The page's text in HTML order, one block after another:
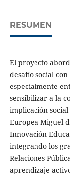
RESUMEN
El proyecto
desafío social
especialmente
sensibilizar a la
implicación
Europea Miguel
Innovación
integrando los
Relaciones
aprendizaje